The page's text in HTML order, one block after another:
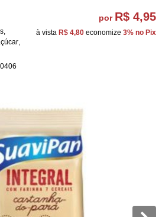
por R$ 4,95
à vista R$ 4,80 economize 3% no Pix